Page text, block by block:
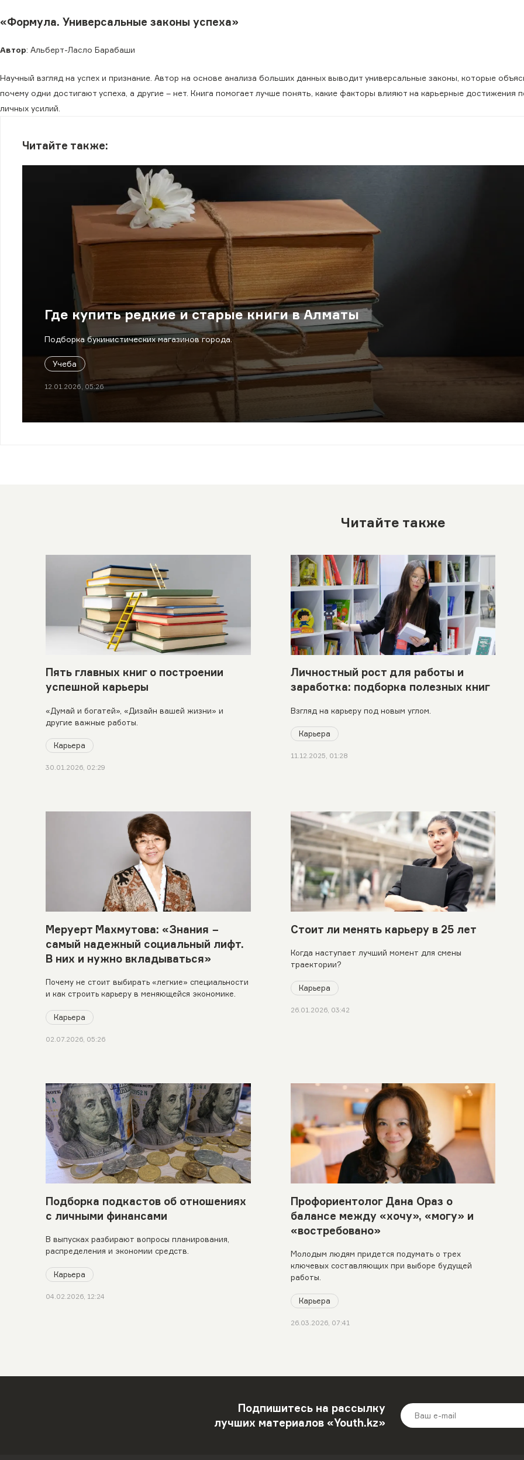
«Формула. Универсальные законы успеха»
Автор: Альберт-Ласло Барабаши
Научный взгляд на успех и признание. Автор на основе анализа больших данных выводит универсальные законы, которые
почему одни достигают успеха, а другие – нет. Книга помогает лучше понять, какие факторы влияют на карьерные достижения
личных усилий.
Читайте также:
Где купить редкие и старые книги в Алматы
Подборка букинистических магазинов города.
Учеба
12.01.2026, 05:26
Читайте также
Пять главных книг о построении
успешной карьеры
«Думай и богатей», «Дизайн вашей жизни» и
другие важные работы.
Карьера
30.01.2026, 02:29
Личностный рост для работы и
заработка: подборка полезных книг
Взгляд на карьеру под новым углом.
Карьера
11.12.2025, 01:28
Меруерт Махмутова: «Знания −
самый надежный социальный лифт.
В них и нужно вкладываться»
Почему не стоит выбирать «легкие» специальности
и как строить карьеру в меняющейся экономике.
Карьера
02.07.2026, 05:26
Стоит ли менять карьеру в 25 лет
Когда наступает лучший момент для смены
траектории?
Карьера
26.01.2026, 03:42
Подборка подкастов об отношениях
с личными финансами
В выпусках разбирают вопросы планирования,
распределения и экономии средств.
Карьера
04.02.2026, 12:24
Профориентолог Дана Ораз о
балансе между «хочу», «могу» и
«востребовано»
Молодым людям придется подумать о трех
ключевых составляющих при выборе будущей
работы.
Карьера
26.03.2026, 07:41
Подпишитесь на рассылку
лучших материалов «Youth.kz»